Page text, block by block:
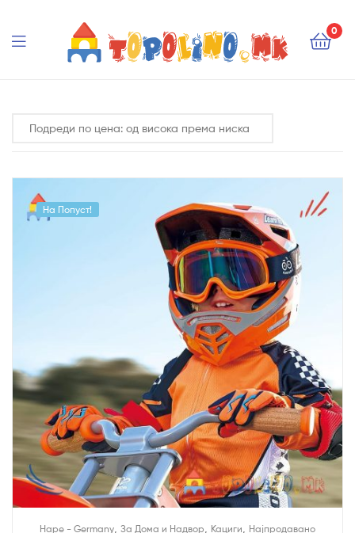
0
На Попуст!
Hape - Germany За Дома и Надвор Кациги Најпродавано